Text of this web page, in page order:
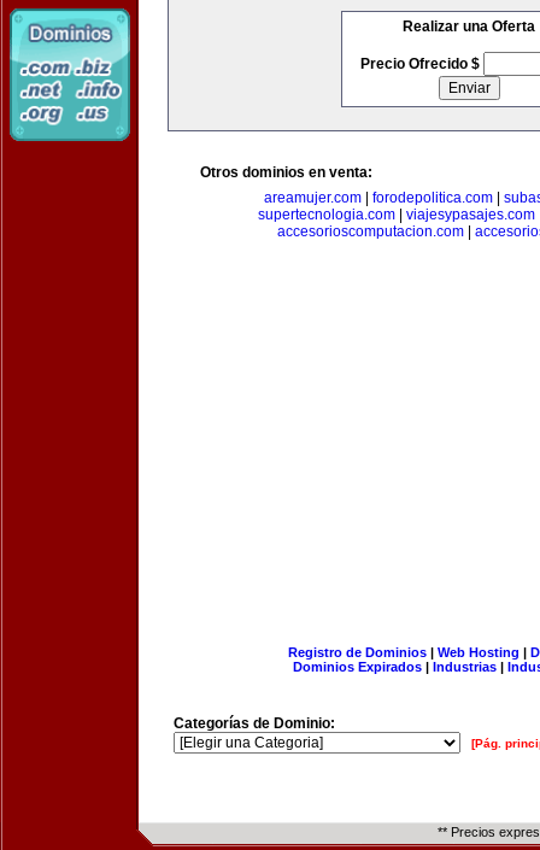
Realizar una Oferta
Precio Ofrecido $
Otros dominios en venta:
areamujer.com
forodepolitica.com
supertecnologia.com| viajesypasajes.com
accesorioscomputacion.com
Registro de Dominios| Web Hosting |
Dominios Expirados | Industrias |
Categorías de Dominio:
[Pág.
** Precios